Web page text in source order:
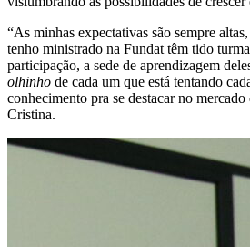
“As minhas expectativas são sempre
tenho ministrado na Fundat têm tido
participação, a sede de aprendizagem
olhinho de cada um que está tentando
conhecimento pra se destacar no
Cristina.